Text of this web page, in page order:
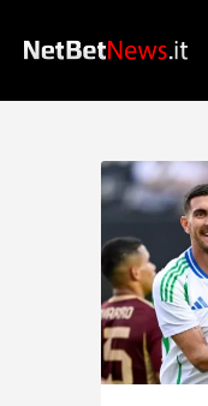
Home
News
Calcio
Basket
Tennis